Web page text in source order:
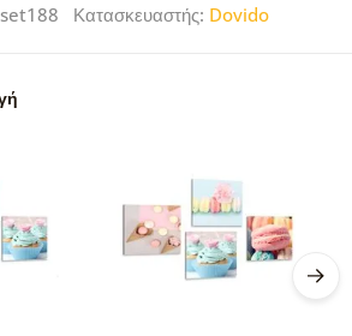
set188 Κατασκευαστής: Dovido